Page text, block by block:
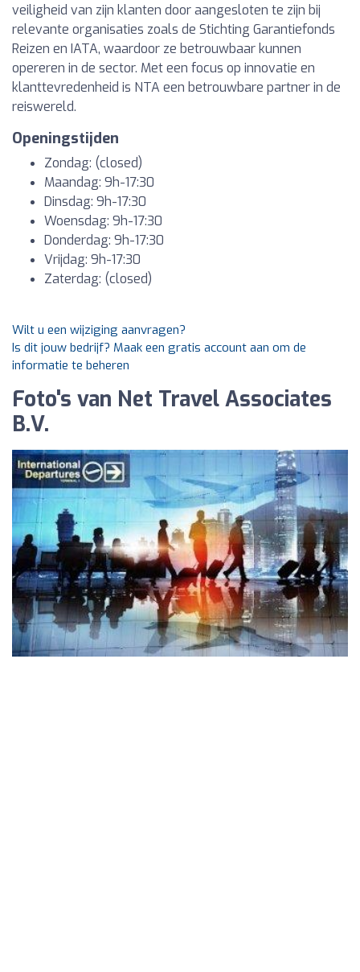
veiligheid van zijn klanten door aangesloten te zijn bij
relevante organisaties zoals de Stichting Garantiefonds
Reizen en IATA, waardoor ze betrouwbaar kunnen
opereren in de sector. Met een focus op innovatie en
klanttevredenheid is NTA een betrouwbare partner in de
reiswereld.
Openingstijden
Zondag: (closed)
Maandag: 9h-17:30
Dinsdag: 9h-17:30
Woensdag: 9h-17:30
Donderdag: 9h-17:30
Vrijdag: 9h-17:30
Zaterdag: (closed)
Wilt u een wijziging aanvragen?
Is dit jouw bedrijf? Maak een gratis account aan om de
informatie te beheren
Foto's van Net Travel Associates
B.V.